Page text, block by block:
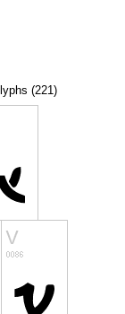
(221)